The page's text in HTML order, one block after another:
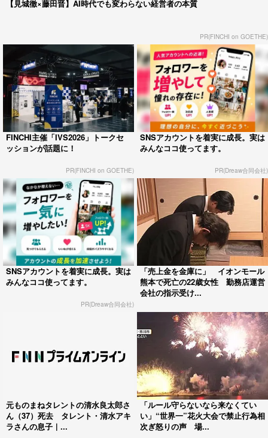
【見城徹×藤田晋】AI時代でも変わらない経営者の本質
PR(FINCHI on GOETHE)
FINCHI主催「IVS2026」トークセ
ッションが話題に！
PR(FINCHI on GOETHE)
SNSアカウントを着実に成長。実は
みんなココ使ってます。
PR(Dreaw合同会社)
SNSアカウントを着実に成長。実は
みんなココ使ってます。
PR(Dreaw合同会社)
「売上金を金庫に」 イオンモール
熊本で死亡の22歳女性 勤務店運営
会社の指示受け...
元ものまねタレントの清水良太郎さ
ん（37）死去 タレント・清水アキ
ラさんの息子｜...
「ルール守らないなら来なくてい
い」“世界一”花火大会で禁止行為相
次ぎ怒りの声 場...